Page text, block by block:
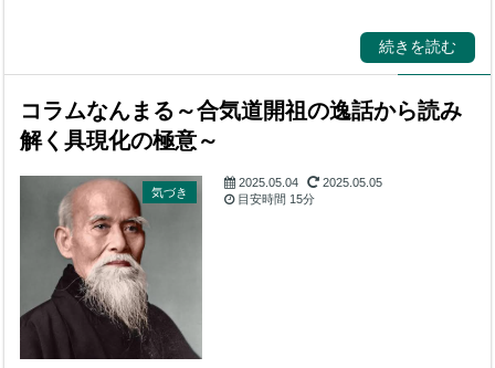
続きを読む
コラムなんまる～合気道開祖の逸話から読み
解く具現化の極意～
気づき
2025.05.04
2025.05.05
目安時間15分